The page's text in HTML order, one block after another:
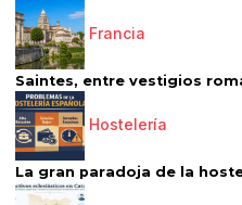
Francia
Saintes, entre vestigios
Hostelería
La gran paradoja de la